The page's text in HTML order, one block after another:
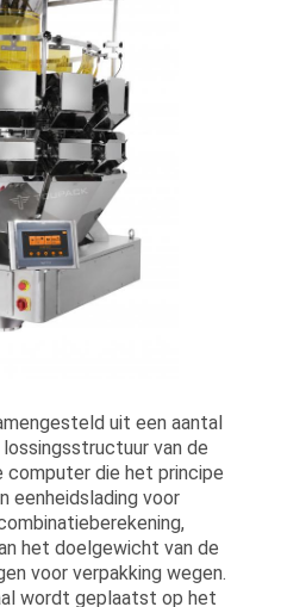
uit een aantal
van de
computer die het principe
eenheidslading voor
het doelgewicht van de
voor verpakking wegen.
wordt geplaatst op het